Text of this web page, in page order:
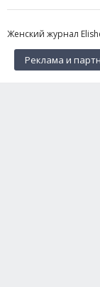
Женский журнал
Реклама и